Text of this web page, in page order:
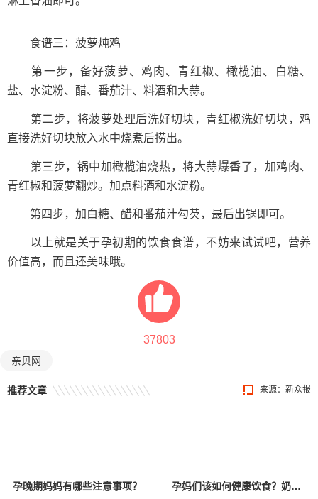
食谱三：菠萝炖鸡
第一步，备好菠萝、鸡肉、青红椒、橄榄油、白糖、
盐、水淀粉、醋、番茄汁、料酒和大蒜。
第二步，将菠萝处理后洗好切块，青红椒洗好切块，鸡
直接洗好切块放入水中烧煮后捞出。
第三步，锅中加橄榄油烧热，将大蒜爆香了，加鸡肉、
青红椒和菠萝翻炒。加点料酒和水淀粉。
第四步，加白糖、醋和番茄汁勾芡，最后出锅即可。
以上就是关于孕初期的饮食食谱，不妨来试试吧，营养
价值高，而且还美味哦。
37803
亲贝网
来源：新众报
推荐文章
孕晚期妈妈有哪些注意事项？ 孕妈们该如何健康饮食？奶类篇 | 贤医健康说